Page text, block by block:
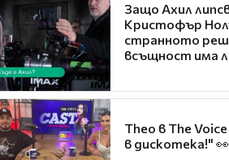
Защо Ахил
Кристофър
странното
всъщност има
Theo в The
в дискотека!"